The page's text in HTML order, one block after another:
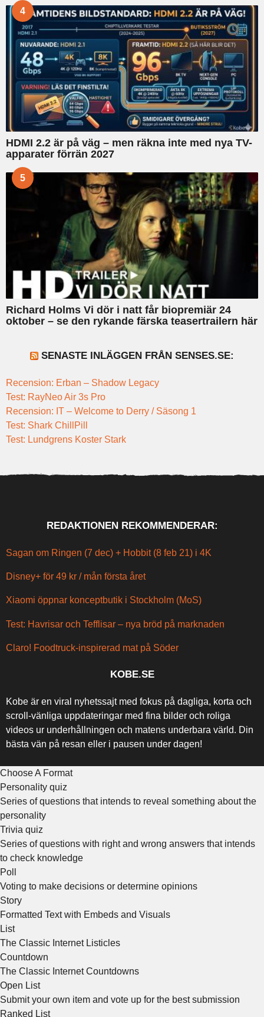
4
HDMI 2.2 är på väg – men räkna inte med nya TV-
apparater förrän 2027
5
Richard Holms Vi dör i natt får biopremiär 24
oktober – se den rykande färska teasertrailern här
SENASTE INLÄGGEN FRÅN SENSES.SE:
Recension: Erban – Shadow Legacy
Test: RayNeo Air 3s Pro
Recension: IT – Welcome to Derry / Säsong 1
Test: Shark ChillPill
Test: Lundgrens Koster Stark
REDAKTIONEN REKOMMENDERAR:
Sagan om Ringen (7 dec) + Hobbit (8 feb 21) i 4K
Disney+ för 49 kr / mån första året
Xiaomi öppnar konceptbutik i Stockholm (MoS)
Test: Havrisar och Tefflisar – nya bröd på marknaden
Claro! Foodtruck-inspirerad mat på Söder
KOBE.SE
Kobe är en viral nyhetssajt med fokus på dagliga, korta och
scroll-vänliga uppdateringar med fina bilder och roliga
videos ur underhållningen och matens underbara värld. Din
bästa vän på resan eller i pausen under dagen!
Choose A Format
Personality quiz
Series of questions that intends to reveal something about the
personality
Trivia quiz
Series of questions with right and wrong answers that intends
to check knowledge
Poll
Voting to make decisions or determine opinions
Story
Formatted Text with Embeds and Visuals
List
The Classic Internet Listicles
Countdown
The Classic Internet Countdowns
Open List
Submit your own item and vote up for the best submission
Ranked List